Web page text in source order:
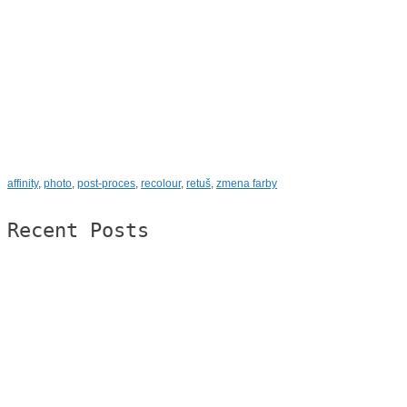
affinity, photo, post-proces, recolour, retuš, zmena farby
Recent Posts